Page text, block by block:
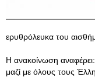
ερυθρόλευκα του
Η ανακοίνωση
μαζί με όλους τους